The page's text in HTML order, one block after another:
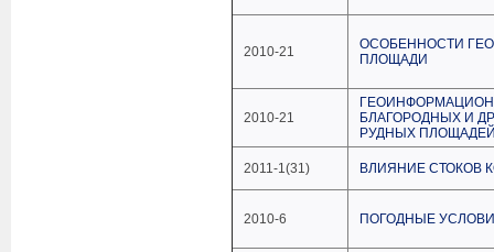
2010-21
ОСОБЕННОСТИ
ПЛОЩАДИ
2010-21
БЛАГОРОДНЫХ И
РУДНЫХ
2011-1(31) ВЛИЯНИЕ СТОКОВ
2010-6 ПОГОДНЫЕ